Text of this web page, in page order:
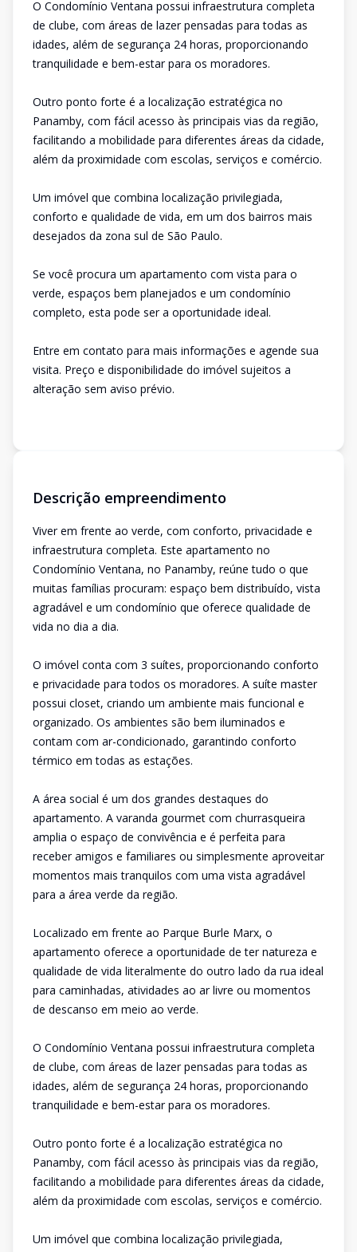
O Condomínio Ventana possui infraestrutura completa
de clube, com áreas de lazer pensadas para todas as
idades, além de segurança 24 horas, proporcionando
tranquilidade e bem-estar para os moradores.
Outro ponto forte é a localização estratégica no
Panamby, com fácil acesso às principais vias da região,
facilitando a mobilidade para diferentes áreas da cidade,
além da proximidade com escolas, serviços e comércio.
Um imóvel que combina localização privilegiada,
conforto e qualidade de vida, em um dos bairros mais
desejados da zona sul de São Paulo.
Se você procura um apartamento com vista para o
verde, espaços bem planejados e um condomínio
completo, esta pode ser a oportunidade ideal.
Entre em contato para mais informações e agende sua
visita. Preço e disponibilidade do imóvel sujeitos a
alteração sem aviso prévio.
Descrição empreendimento
Viver em frente ao verde, com conforto, privacidade e
infraestrutura completa. Este apartamento no
Condomínio Ventana, no Panamby, reúne tudo o que
muitas famílias procuram: espaço bem distribuído, vista
agradável e um condomínio que oferece qualidade de
vida no dia a dia.
O imóvel conta com 3 suítes, proporcionando conforto
e privacidade para todos os moradores. A suíte master
possui closet, criando um ambiente mais funcional e
organizado. Os ambientes são bem iluminados e
contam com ar-condicionado, garantindo conforto
térmico em todas as estações.
A área social é um dos grandes destaques do
apartamento. A varanda gourmet com churrasqueira
amplia o espaço de convivência e é perfeita para
receber amigos e familiares ou simplesmente aproveitar
momentos mais tranquilos com uma vista agradável
para a área verde da região.
Localizado em frente ao Parque Burle Marx, o
apartamento oferece a oportunidade de ter natureza e
qualidade de vida literalmente do outro lado da rua ideal
para caminhadas, atividades ao ar livre ou momentos
de descanso em meio ao verde.
O Condomínio Ventana possui infraestrutura completa
de clube, com áreas de lazer pensadas para todas as
idades, além de segurança 24 horas, proporcionando
tranquilidade e bem-estar para os moradores.
Outro ponto forte é a localização estratégica no
Panamby, com fácil acesso às principais vias da região,
facilitando a mobilidade para diferentes áreas da cidade,
além da proximidade com escolas, serviços e comércio.
Um imóvel que combina localização privilegiada,